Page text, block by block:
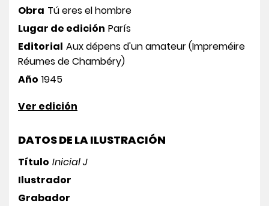
Obra Tú eres el hombre
Lugar de edición París
Editorial Aux dépens d'un amateur (Impreméire
Réumes de Chambéry)
Año 1945
Ver edición
DATOS DE LA ILUSTRACIÓN
Título Inicial J
Ilustrador
Grabador